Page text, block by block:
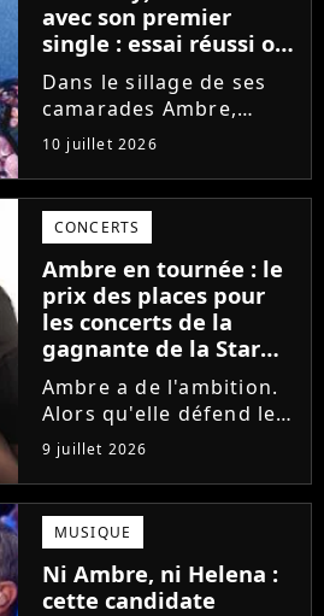
avec son premier
single : essai réussi ou
manqué ? Voici notre
avis !
Dans le sillage de ses
camarades Ambre,
Bastiaan ou Melissa,
Victor Aupecle lance
son projet musical ce
vendredi 10 juillet avec
la parution du single Je
fais de mon mieux. Le
demi-finaliste...
10 juillet 2026
CONCERTS
Ambre en tournée : le
prix des places pour
les concerts de la
gagnante de la Star
Academy !
Ambre a de l'ambition.
Alors qu'elle défend le
single J'me demande et
qu'elle prépare son
premier album, la
gagnante de la dernière
saison de la Star
Academy annonce les
dates de sa...
9 juillet 2026
MUSIQUE
Ni Ambre, ni Helena :
cette candidate